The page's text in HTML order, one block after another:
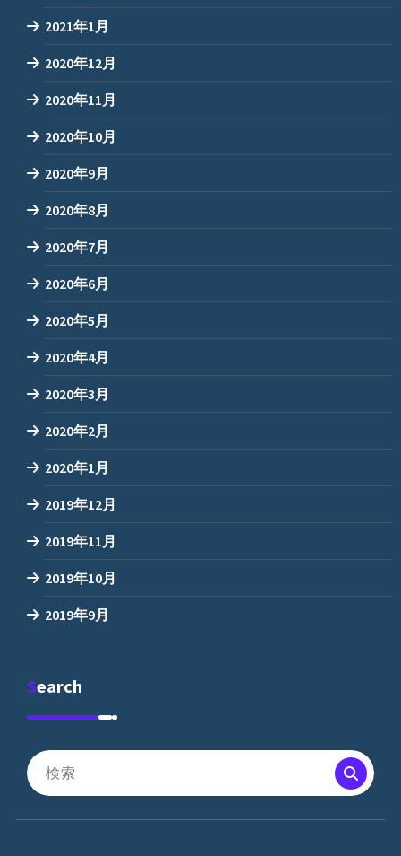
2021年1月
2020年12月
2020年11月
2020年10月
2020年9月
2020年8月
2020年7月
2020年6月
2020年5月
2020年4月
2020年3月
2020年2月
2020年1月
2019年12月
2019年11月
2019年10月
2019年9月
Search
検
索
象: